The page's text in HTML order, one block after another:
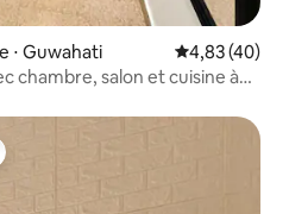
⋅ Guwahati Évaluation
4,83 (40)
chambre, salon et cuisine à